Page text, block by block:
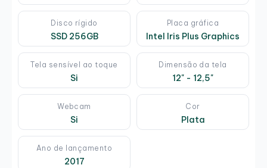
Disco rígido
SSD 256GB
Placa gráfica
Intel Iris Plus Graphics
Tela sensível ao toque
Si
Dimensão da tela
12" - 12,5"
Webcam
Si
Cor
Plata
Ano de lançamento
2017